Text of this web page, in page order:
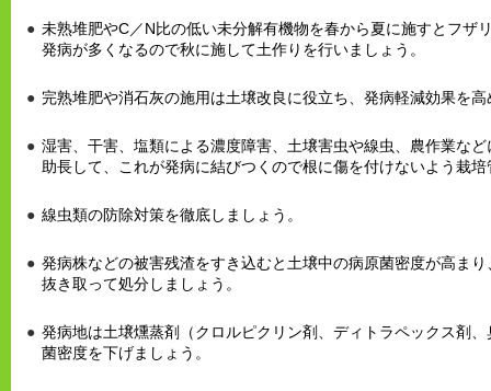
未熟堆肥やC／N比の低い未分解有機物を春から夏に施すとフザ
発病が多くなるので秋に施して土作りを行いましょう。
完熟堆肥や消石灰の施用は土壌改良に役立ち、発病軽減効果を高
湿害、干害、塩類による濃度障害、土壌害虫や線虫、農作業な
助長して、これが発病に結びつくので根に傷を付けないよう栽
線虫類の防除対策を徹底しましょう。
発病株などの被害残渣をすき込むと土壌中の病原菌密度が高ま
抜き取って処分しましょう。
発病地は土壌燻蒸剤（クロルピクリン剤、ディトラペックス剤
菌密度を下げましょう。